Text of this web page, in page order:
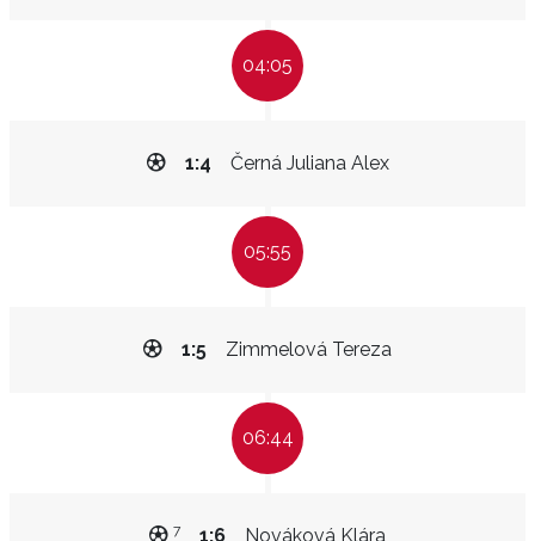
04:05
Černá Juliana Alex
1:4
05:55
Zimmelová Tereza
1:5
06:44
Nováková Klára
1:6
7